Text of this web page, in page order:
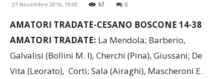
27 Novembre 2016, 19:00 57 0
AMATORI TRADATE-CESANO BOSCONE 14-38
AMATORI TRADATE: La Mendola; Barberio,
Galvalisi (Bollini M. I), Cherchi (Pina), Giussani; De
Vita (Leorato), Corti; Sala (Airaghi), Mascheroni E.